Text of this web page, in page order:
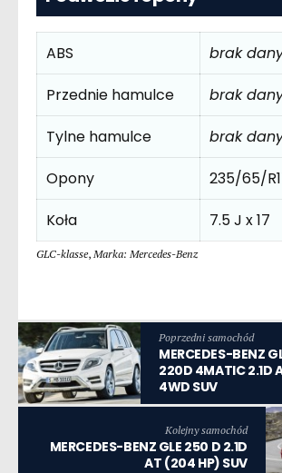
ABS
brak
Przednie hamulce
brak
Tylne hamulce
brak
Opony
235/65/
Koła
7.5 J x 17
GLC-klasse, Marka: Mercedes-Benz
Poprzedni samochód
MERCEDES-BENZ
220D 4MATIC 2.1D
4WD SUV
Kolejny samochód
MERCEDES-BENZ GLE 250 D 2.1D
AT (204 HP) SUV